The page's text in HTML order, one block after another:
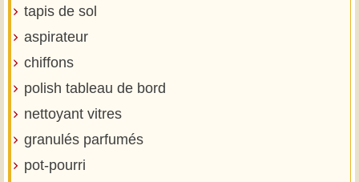
tapis de sol
aspirateur
chiffons
polish tableau de bord
nettoyant vitres
granulés parfumés
pot-pourri